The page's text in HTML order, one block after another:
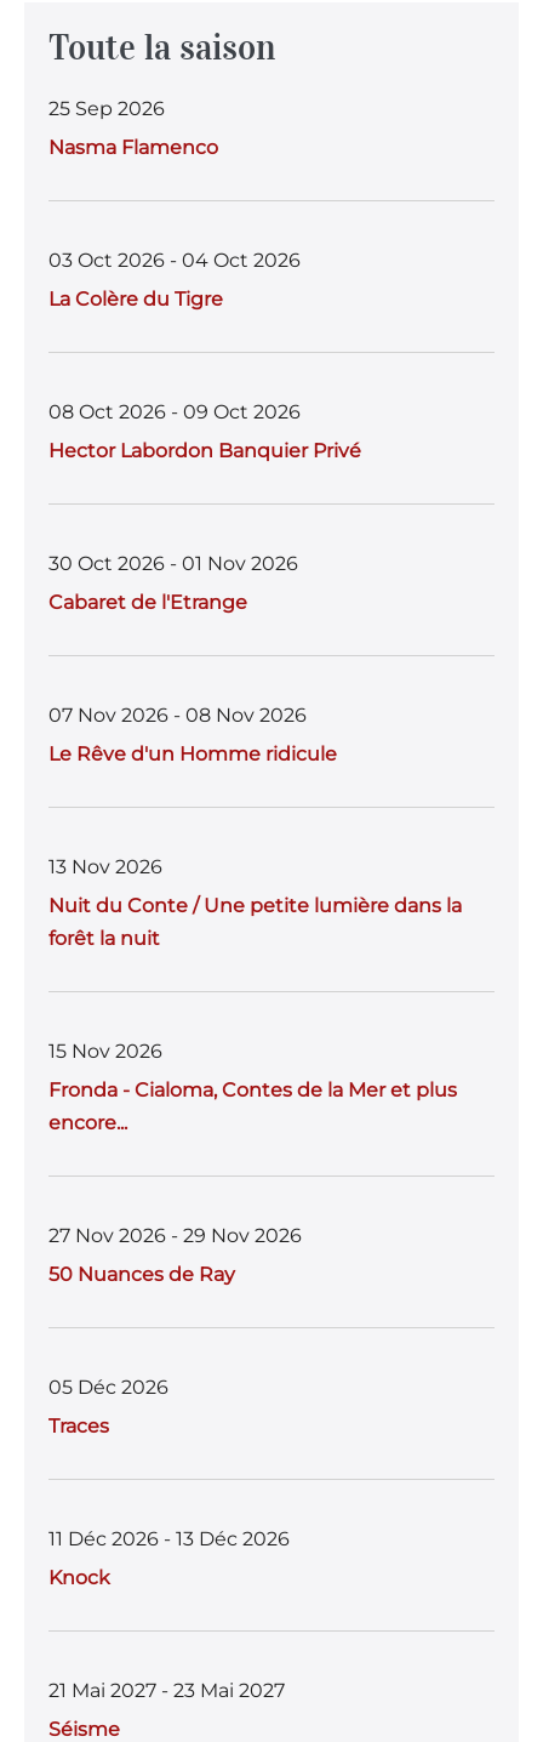
e
o
o
k
te s
p
l
Toute la saison
25 Sep 2026
Nasma Flamenco
03 Oct 2026 - 04 Oct 2026
La Colère du Tigre
08 Oct 2026 - 09 Oct 2026
Hector Labordon Banquier Privé
30 Oct 2026 - 01 Nov 2026
Cabaret de l'Etrange
07 Nov 2026 - 08 Nov 2026
Le Rêve d'un Homme ridicule
13 Nov 2026
Nuit du Conte / Une petite lumière dans la
forêt la nuit
15 Nov 2026
Fronda - Cialoma, Contes de la Mer et plus
encore...
27 Nov 2026 - 29 Nov 2026
50 Nuances de Ray
05 Déc 2026
Traces
11 Déc 2026 - 13 Déc 2026
Knock
21 Mai 2027 - 23 Mai 2027
Séisme